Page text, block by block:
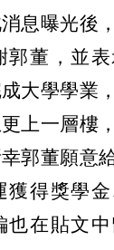
息曝光後
郭董，並
大學學業
上一層樓
郭董願意
獲得獎學
也在貼文